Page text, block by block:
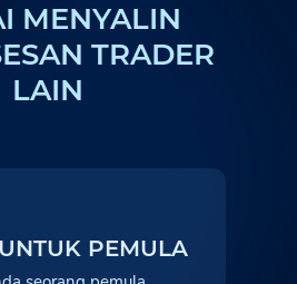
MENYALIN
TRADER
LAIN
PEMULA